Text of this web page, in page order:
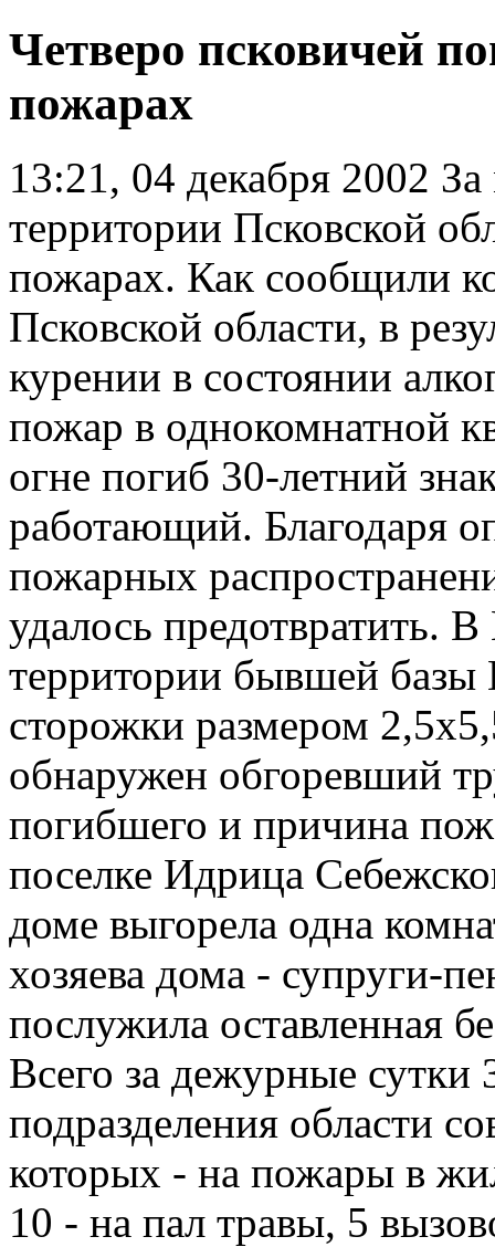
Четверо псковичей
пожарах
13:21, 04 декабря 2002
территории Псковской
пожарах. Как сообщили
Псковской области, в
курении в состоянии
пожар в однокомнатной
огне погиб 30-летний
работающий. Благодаря
пожарных
удалось предотвратить.
территории бывшей
сторожки размером
обнаружен обгоревший
погибшего и причина
поселке Идрица
доме выгорела одна
хозяева дома - супруги-
послужила оставленная
Всего за дежурные сутки
подразделения области
которых - на пожары в
10 - на пал травы, 5